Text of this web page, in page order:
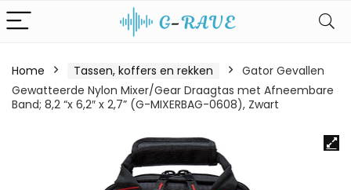
Home Tassen, koffers en rekken
Gator Gevallen
Gewatteerde Nylon Mixer/Gear Draagtas met Afneembare
Band; 8,2 “x 6,2″ x 2,7” (G-MIXERBAG-0608), Zwart